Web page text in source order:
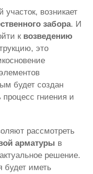
возникает
забора. И
к возведению
это
будет создан
гниения и
рассмотреть
арматуры в
решение.
будет иметь